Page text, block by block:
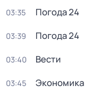
03:35 Погода 24
03:39 Погода 24
03:40 Вести
03:45 Экономика